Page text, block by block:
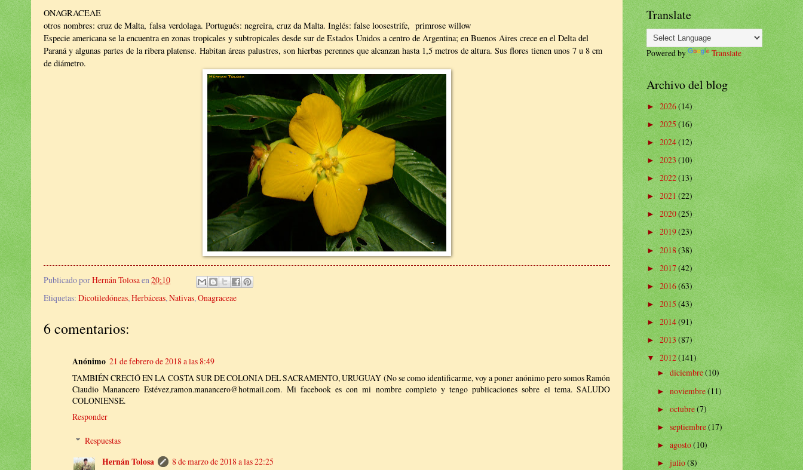
ONAGRACEAE
otros nombres: cruz de Malta, falsa verdolaga. Portugués: negreira, cruz da Malta. Inglés: false loosestrife, primrose willow
Especie americana se la encuentra en zonas tropicales y subtropicales desde sur de Estados Unidos a centro de Argentina; en Buenos Aires crece en el Delta del
Paraná y algunas partes de la ribera platense. Habitan áreas palustres, son hierbas perennes que alcanzan hasta 1,5 metros de altura. Sus flores tienen unos 7 u 8 cm
de diámetro.
Publicado porHernán Tolosaen20:10
Etiquetas: Dicotiledóneas, Herbáceas, Nativas, Onagraceae
6 comentarios:
Anónimo 21 de febrero de 2018 a las 8:49
TAMBIÉN CRECIÓ EN LA COSTA SUR DE COLONIA DEL SACRAMENTO, URUGUAY (No se como identificarme, voy a poner anónimo pero somos Ramón
Claudio Manancero Estévez,ramon.manancero@hotmail.com. Mi facebook es con mi nombre completo y tengo publicaciones sobre el tema. SALUDO
COLONIENSE.
Responder
Respuestas
Hernán Tolosa
8 de marzo de 2018 a las 22:25
Translate
Powered by Translate
Archivo del blog
► 2026(14)
►2025(16)
► 2024(12)
►2023(10)
►2022(13)
►2021(22)
►2020(25)
►2019(23)
►2018(38)
►2017(42)
► 2016(63)
►2015(43)
► 2014(91)
►2013(87)
▼2012(141)
►diciembre(10)
►noviembre(11)
►octubre(7)
►septiembre(17)
►agosto(10)
►julio(8)